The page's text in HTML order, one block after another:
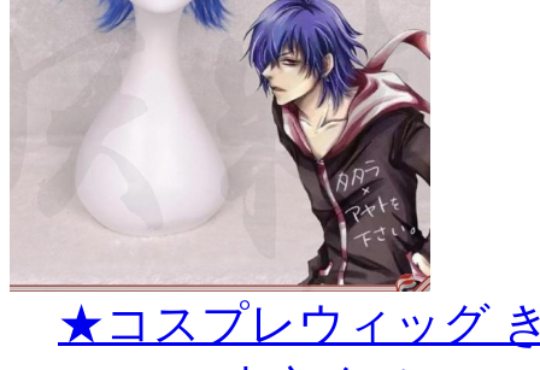
★コスプレウィッグ